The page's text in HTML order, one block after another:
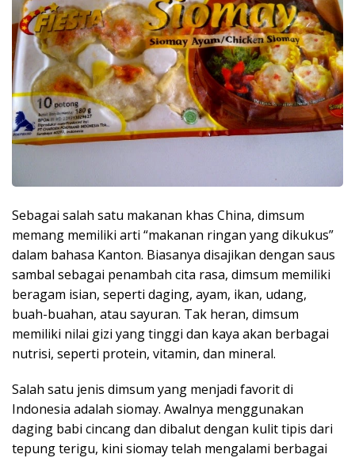
Sebagai salah satu makanan khas China, dimsum
memang memiliki arti “makanan ringan yang dikukus”
dalam bahasa Kanton. Biasanya disajikan dengan saus
sambal sebagai penambah cita rasa, dimsum memiliki
beragam isian, seperti daging, ayam, ikan, udang,
buah-buahan, atau sayuran. Tak heran, dimsum
memiliki nilai gizi yang tinggi dan kaya akan berbagai
nutrisi, seperti protein, vitamin, dan mineral.
Salah satu jenis dimsum yang menjadi favorit di
Indonesia adalah siomay. Awalnya menggunakan
daging babi cincang dan dibalut dengan kulit tipis dari
tepung terigu, kini siomay telah mengalami berbagai